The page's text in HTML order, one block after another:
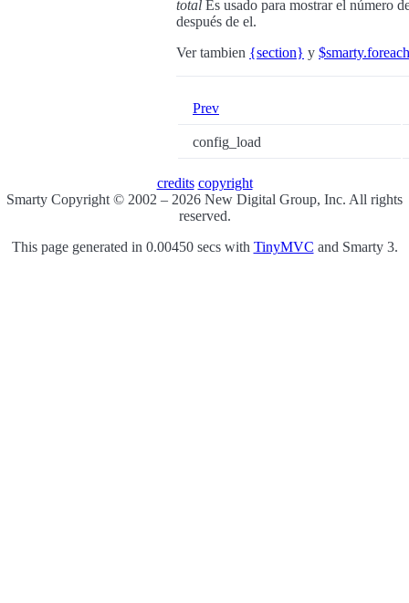
total Es usado para mostrar el número
después de el.
Ver tambien {section} y $smarty.foreach
Prev
config_load
credits copyright
Smarty Copyright © 2002 – 2026 New Digital Group, Inc. All rights
reserved.
This page generated in 0.00450 secs with TinyMVC and Smarty 3.